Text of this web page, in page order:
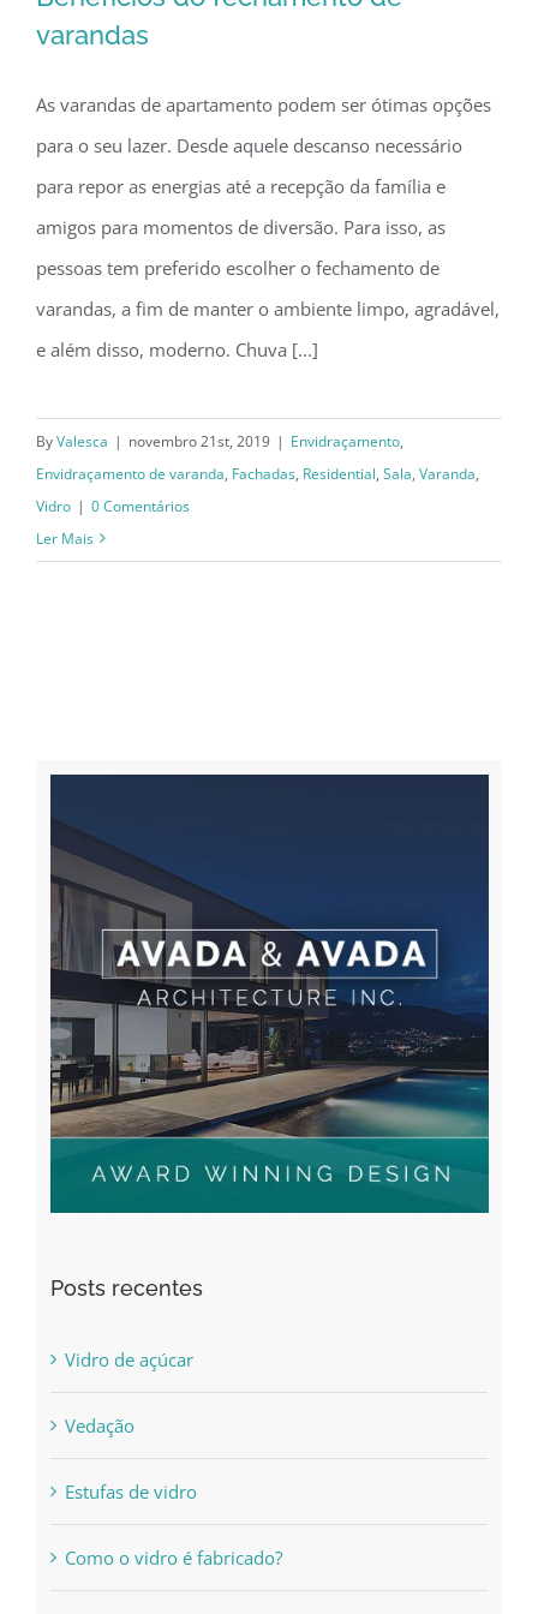
Benefícios do fechamento de
varandas
varandas
As varandas de apartamento podem ser ótimas opções
para o seu lazer. Desde aquele descanso necessário
para repor as energias até a recepção da família e
amigos para momentos de diversão. Para isso, as
pessoas tem preferido escolher o fechamento de
varandas, a fim de manter o ambiente limpo, agradável,
e além disso, moderno. Chuva [...]
ByValesca | novembro 21st, 2019 | Envidraçamento,
Envidraçamento de varanda, Fachadas, Residential, Sala, Varanda,
Vidro | 0 Comentários
Ler Mais
Posts recentes
Vidro de açúcar
Vedação
Estufas de vidro
Como o vidro é fabricado?